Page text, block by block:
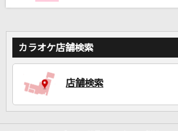
カラオケをもっと楽しもう！
カラオケ店舗検索
店舗検索